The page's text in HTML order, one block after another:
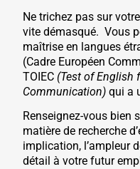
Ne trichez pas sur
vite démasqué. Vous
maîtrise en langues
(Cadre Européen
TOIEC (Test of English
Communication) qui a
Renseignez-vous bien
matière de recherche
implication, l’ampleur
détail à votre futur